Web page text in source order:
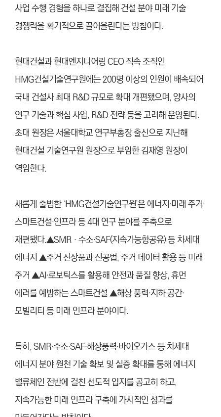
사업 수행 경험을 하나로 결집해 건설 분야 미래 기술
경쟁력을 획기적으로 끌어올린다는 방침이다.
현대건설과 현대엔지니어링 CEO 직속 조직인
HMG건설기술연구원에는 200명 이상의 인원이 배속되어
국내 건설사 최대 R&D 규모로 확대 개편됐으며, 양사의
연구 기술과 핵심 사업, R&D 전략 등을 고려해 운영된다.
초대 원장은 서울대학교 연구부총장 출신으로 지난해
현대건설 기술연구원 원장으로 부임한 김재영 원장이
역임한다.
새롭게 출범한 ‘HMG건설기술연구원’은 에너지·미래 주거·
스마트건설·인프라 등 4대 연구 분야를 주축으로
재편됐다.▲SMR‧수소·SAF(지속가능항공유) 등 차세대
에너지 ▲주거 신상품과 신공법, 주거 데이터 활용 등 미래
주거 ▲AI·로보틱스를 활용해 안전과 품질 향상, 휴먼
에러를 예방하는 스마트건설 ▲해상 풍력·지하 공간·
모빌리티 등 미래 인프라 분야이다.
특히, SMR·수소·SAF·해상풍력·바이오가스 등 차세대
에너지 분야 원천 기술 확보 및 실증 확대를 통해 에너지
밸류체인 전반에 걸친 선도적 입지를 공고히 하고,
지속가능한 미래 인프라 구축에 가시적인 성과를